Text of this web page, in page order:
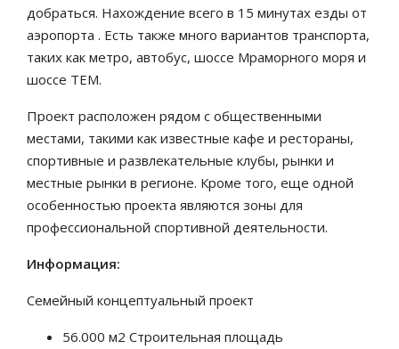
добраться. Нахождение всего в 15 минутах езды от
аэропорта . Есть также много вариантов транспорта,
таких как метро, ​​автобус, шоссе Мраморного моря и
шоссе TEM.
Проект расположен рядом с общественными
местами, такими как известные кафе и рестораны,
спортивные и развлекательные клубы, рынки и
местные рынки в регионе. Кроме того, еще одной
особенностью проекта являются зоны для
профессиональной спортивной деятельности.
Информация:
Семейный концептуальный проект
56.000 м2 Строительная площадь